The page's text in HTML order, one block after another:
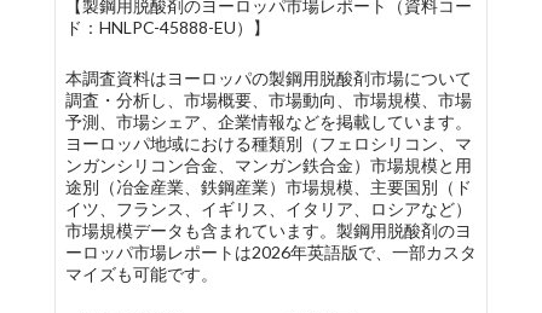
【製鋼用脱酸剤のヨーロッパ市場レポート（資料コー
ド：HNLPC-45888-EU）】
本調査資料はヨーロッパの製鋼用脱酸剤市場について
調査・分析し、市場概要、市場動向、市場規模、市場
予測、市場シェア、企業情報などを掲載しています。
ヨーロッパ地域における種類別（フェロシリコン、マ
ンガンシリコン合金、マンガン鉄合金）市場規模と用
途別（冶金産業、鉄鋼産業）市場規模、主要国別（ド
イツ、フランス、イギリス、イタリア、ロシアなど）
市場規模データも含まれています。製鋼用脱酸剤のヨ
ーロッパ市場レポートは2026年英語版で、一部カスタ
マイズも可能です。